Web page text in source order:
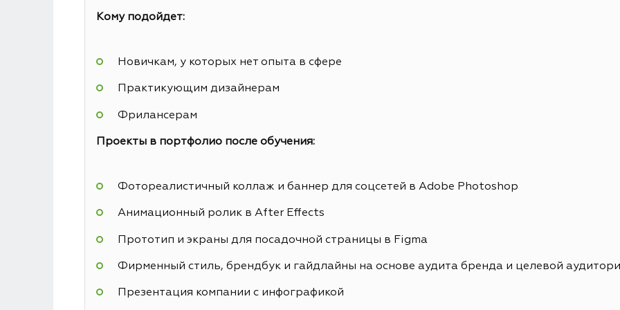
Кому подойдет:
Новичкам, у которых нет опыта в сфере
Практикующим дизайнерам
Фрилансерам
Проекты в портфолио после обучения:
Фотореалистичный коллаж и баннер для соцсетей в Adobe Photoshop
Анимационный ролик в After Effects
Прототип и экраны для посадочной страницы в Figma
Фирменный стиль, брендбук и гайдлайны на основе аудита бренда и целевой
Презентация компании с инфографикой